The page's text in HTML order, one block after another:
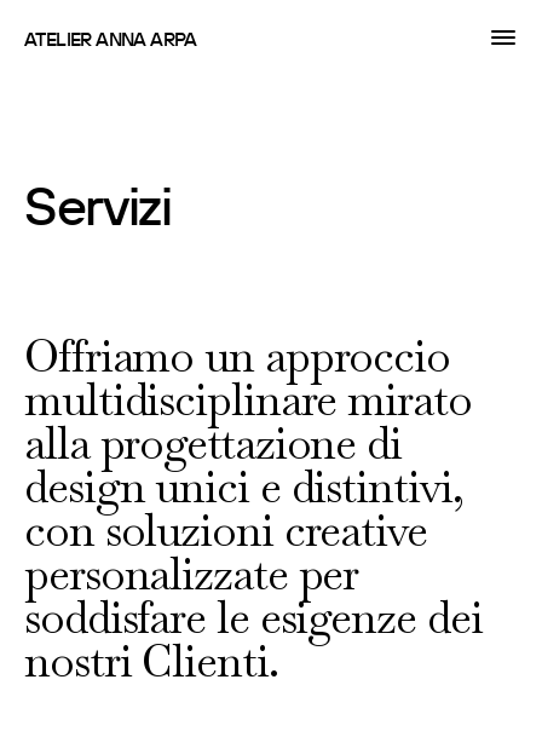
ATELIER ANNA ARPA
Servizi
Offriamo un approccio
multidisciplinare mirato
alla progettazione di
design unici e distintivi,
con soluzioni creative
personalizzate per
soddisfare le esigenze dei
nostri Clienti.